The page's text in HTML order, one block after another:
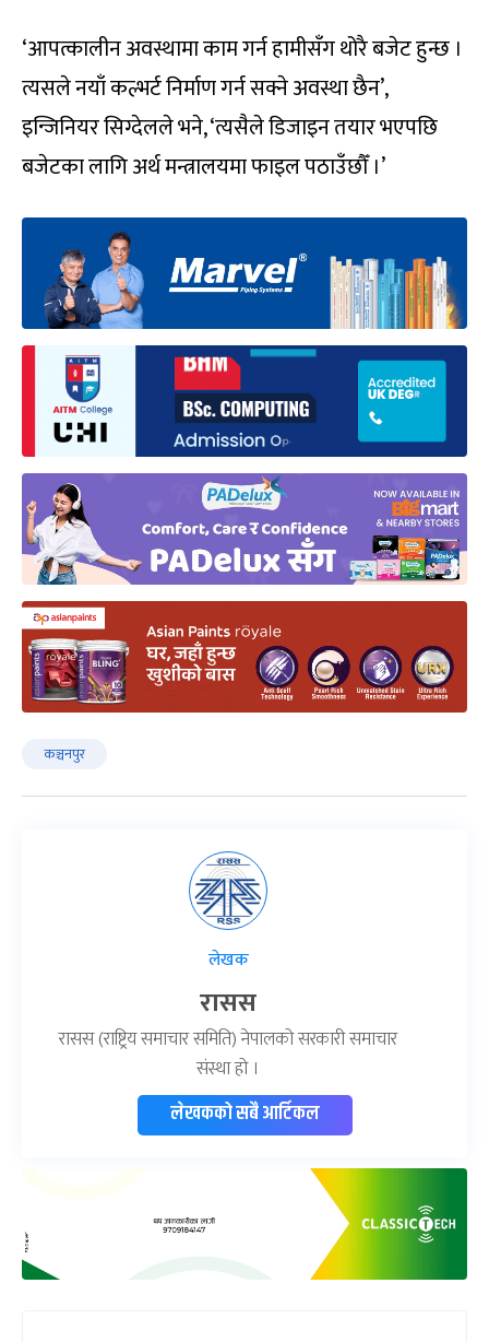
‘आपत्कालीन अवस्थामा काम गर्न हामीसँग थोरै बजेट हुन्छ ।
त्यसले नयाँ कल्भर्ट निर्माण गर्न सक्ने अवस्था छैन’,
इन्जिनियर सिग्देलले भने, ‘त्यसैले डिजाइन तयार भएपछि
बजेटका लागि अर्थ मन्त्रालयमा फाइल पठाउँछौँ ।’
कञ्चनपुर
लेखक
रासस
रासस (राष्ट्रिय समाचार समिति) नेपालको सरकारी समाचार
संस्था हो ।
लेखकको सबै आर्टिकल